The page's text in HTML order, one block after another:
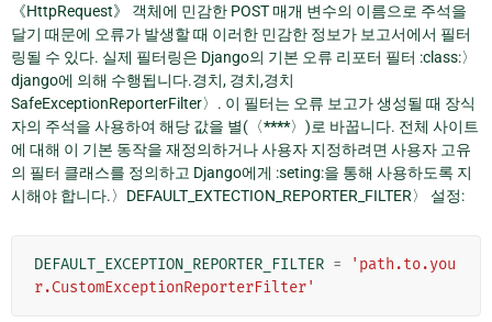
《HttpRequest》 객체에 민감한 POST 매개 변수의 이름으로 주석을
달기 때문에 오류가 발생할 때 이러한 민감한 정보가 보고서에서 필터
링될 수 있다. 실제 필터링은 Django의 기본 오류 리포터 필터 :class:〉
django에 의해 수행됩니다.경치, 경치,경치
SafeExceptionReporterFilter〉. 이 필터는 오류 보고가 생성될 때 장식
자의 주석을 사용하여 해당 값을 별(〈****〉)로 바꿉니다. 전체 사이트
에 대해 이 기본 동작을 재정의하거나 사용자 지정하려면 사용자 고유
의 필터 클래스를 정의하고 Django에게 :seting:을 통해 사용하도록 지
시해야 합니다.〉DEFAULT_EXTECTION_REPORTER_FILTER〉 설정:
DEFAULT_EXCEPTION_REPORTER_FILTER =
'path.to.you
r.CustomExceptionReporterFilter'